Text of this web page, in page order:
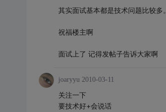
其实面试基本都是技术问题比较多。
祝福楼主啊
面试上了 记得发帖子告诉大家啊
joaryyu 2010-03-11
关注一下
要技术好+会说话